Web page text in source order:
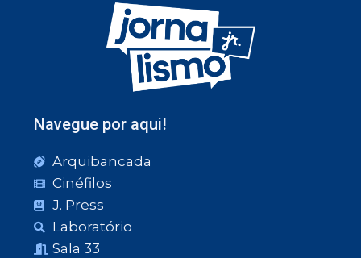
Navegue por aqui!
Arquibancada
Cinéfilos
J. Press
Laboratório
Sala 33